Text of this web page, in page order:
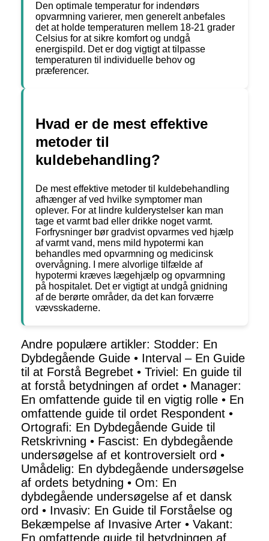
Den optimale temperatur for indendørs
opvarmning varierer, men generelt anbefales
det at holde temperaturen mellem 18-21 grader
Celsius for at sikre komfort og undgå
energispild. Det er dog vigtigt at tilpasse
temperaturen til individuelle behov og
præferencer.
Hvad er de mest effektive
metoder til
kuldebehandling?
De mest effektive metoder til kuldebehandling
afhænger af ved hvilke symptomer man
oplever. For at lindre kulderystelser kan man
tage et varmt bad eller drikke noget varmt.
Forfrysninger bør gradvist opvarmes ved hjælp
af varmt vand, mens mild hypotermi kan
behandles med opvarmning og medicinsk
overvågning. I mere alvorlige tilfælde af
hypotermi kræves lægehjælp og opvarmning
på hospitalet. Det er vigtigt at undgå gnidning
af de berørte områder, da det kan forværre
vævsskaderne.
Andre populære artikler: Stodder: En
Dybdegående Guide • Interval – En Guide
til at Forstå Begrebet • Triviel: En guide til
at forstå betydningen af ordet • Manager:
En omfattende guide til en vigtig rolle • En
omfattende guide til ordet Respondent •
Ortografi: En Dybdegående Guide til
Retskrivning • Fascist: En dybdegående
undersøgelse af et kontroversielt ord •
Umådelig: En dybdegående undersøgelse
af ordets betydning • Om: En
dybdegående undersøgelse af et dansk
ord • Invasiv: En Guide til Forståelse og
Bekæmpelse af Invasive Arter • Vakant:
En omfattende guide til betydningen af